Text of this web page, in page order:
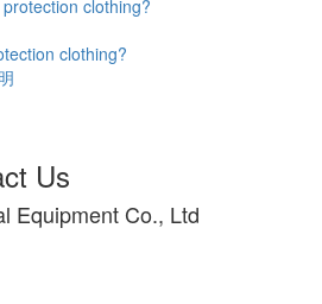
clothing?
clothing?
Us
Equipment Co., Ltd